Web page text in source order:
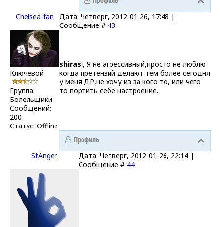
Chelsea-fаn
Дата: Четверг, 2012-01-26, 17:48 |
Сообщение # 43
Ключевой
Группа:
Болельщики
Сообщений:
200
Статус: Offline
shirasi, Я не агрессивный,просто не люблю
когда претензий делают тем более сегодня
у меня ДР,не хочу из за кого то, или чего
то портить себе настроение.
StAnger
Дата: Четверг, 2012-01-26, 22:14 |
Сообщение # 44